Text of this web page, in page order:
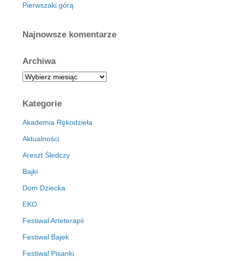
Pierwszaki górą
Najnowsze komentarze
Archiwa
A
h
i
a
Kategorie
Akademia Rękodzieła
Aktualności
Areszt Śledczy
Bajki
Dom Dziecka
EKO
Festiwal Arteterapii
Festiwal Bajek
Festiwal Pisanki